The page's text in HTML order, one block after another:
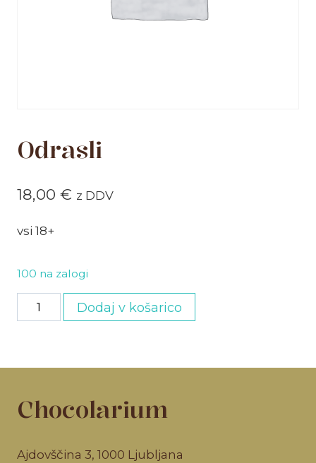
Odrasli
18,00 € z DDV
vsi 18+
100 na zalogi
Odrasli
količina
Dodaj v košarico
Chocolarium
Ajdovščina 3, 1000 Ljubljana